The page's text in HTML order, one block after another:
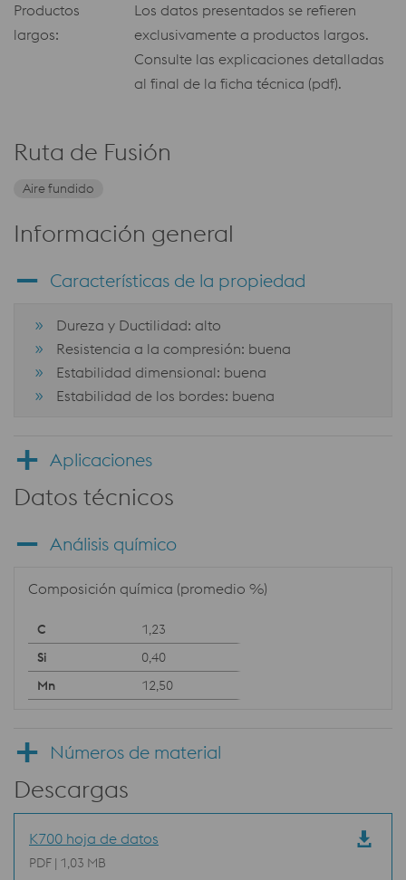
Productos
largos:
Los datos presentados se refieren
exclusivamente a productos largos.
Consulte las explicaciones detalladas
al final de la ficha técnica (pdf).
Ruta de Fusión
Aire fundido
Información general
Características de la propiedad
Dureza y Ductilidad: alto
Resistencia a la compresión: buena
Estabilidad dimensional: buena
Estabilidad de los bordes: buena
Aplicaciones
Datos técnicos
Análisis químico
Composición química (promedio %)
1,23
0,40
12,50
Números de material
Descargas
K700 hoja de datos
PDF | 1,03 MB